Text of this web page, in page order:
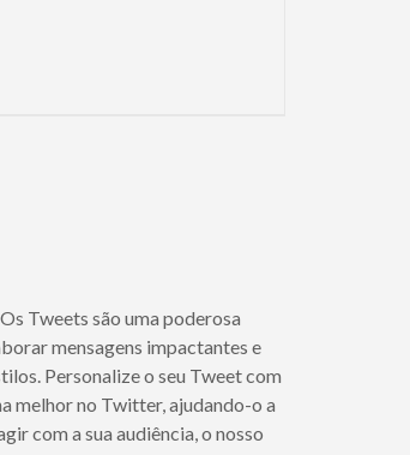
Tweets são uma poderosa
mensagens impactantes e
Personalize o seu Tweet com
melhor no Twitter, ajudando-o a
com a sua audiência, o nosso